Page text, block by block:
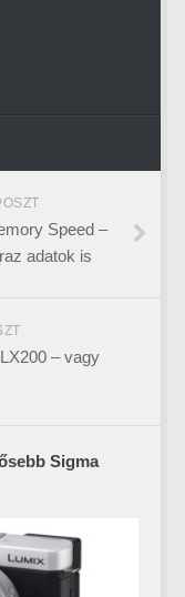
Speed –
adatok is
– vagy
Sigma